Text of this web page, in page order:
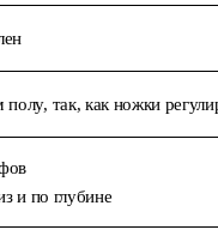
так, как ножки
и по глубине